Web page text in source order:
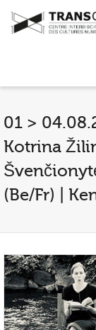
01 >
Kotrina
(Be/Fr) |